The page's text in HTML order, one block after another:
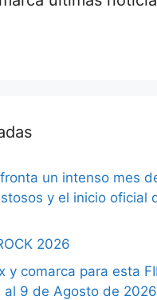
un intenso mes
y el inicio oficial
2026
y comarca para esta
al 9 de Agosto de 2026